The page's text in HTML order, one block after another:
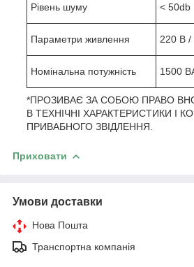
Рівень шуму < 50db
Параметри живлення 220 В /
Номінальна потужність 1500
*ПРОЗИВАЄ ЗА СОБОЮ ПРАВО
В ТЕХНІЧНІ ХАРАКТЕРИСТИКИ І
ПРИВАБНОГО ЗВІДЛЕННЯ.
Приховати
Умови доставки
Нова Пошта
Транспортна компанія